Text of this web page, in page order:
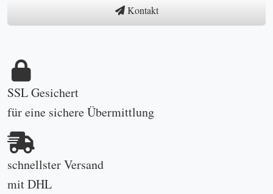
Kontakt
SSL Gesichert
für eine sichere Übermittlung
schnellster Versand
mit DHL